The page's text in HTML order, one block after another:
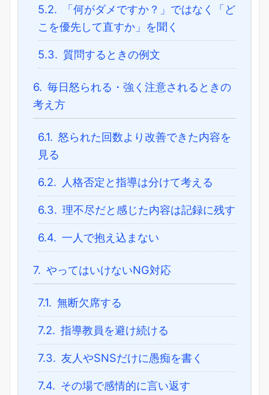
5.2.
「何がダメですか？」ではなく「ど
こを優先して直すか」を聞く
5.3. 質問するときの例文
6. 毎日怒られる・強く注意されるときの
考え方
6.1. 怒られた回数より改善できた内容を
見る
6.2. 人格否定と指導は分けて考える
6.3. 理不尽だと感じた内容は記録に残す
6.4. 一人で抱え込まない
7. やってはいけないNG対応
7.1. 無断欠席する
7.2. 指導教員を避け続ける
7.3. 友人やSNSだけに愚痴を書く
7.4. その場で感情的に言い返す